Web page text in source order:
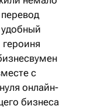
с
онлайн-
бизнеса